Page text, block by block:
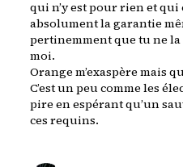
qui n’y est pour rien et
absolument la garantie
pertinemment que tu ne la
moi.
Orange m’exaspère mais
C’est un peu comme les
pire en espérant qu’un
ces requins.